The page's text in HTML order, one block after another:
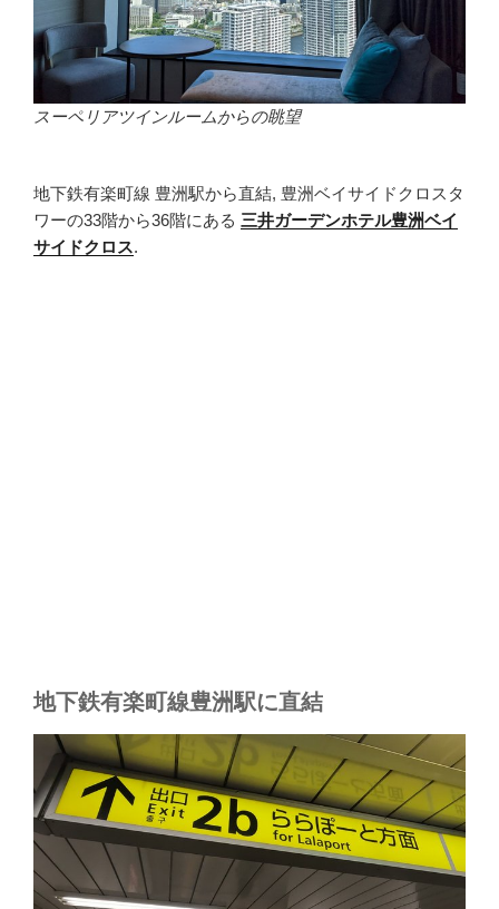
スーペリアツインルームからの眺望
地下鉄有楽町線 豊洲駅から直結, 豊洲ベイサイドクロスタ
ワーの33階から36階にある 三井ガーデンホテル豊洲ベイ
サイドクロス.
地下鉄有楽町線豊洲駅に直結